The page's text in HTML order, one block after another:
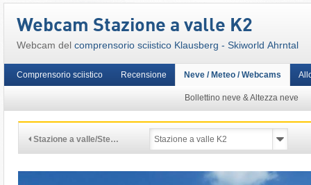
Webcam Stazione a valle K2
Webcam del comprensorio sciistico Klausberg - Skiworld Ahrntal
Comprensorio sciistico Recensione Neve / Meteo / Webcams
Bollettino neve & Altezza neve
Stazione a valle/Ste…